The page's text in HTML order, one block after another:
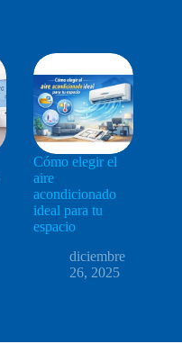
Cómo elegir el
aire
acondicionado
ideal para tu
espacio
diciembre
26, 2025